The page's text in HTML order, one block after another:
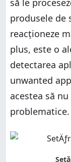
să le
produsele de
reacționeze
plus, este o
detectarea
unwanted
acestea să
problematice.